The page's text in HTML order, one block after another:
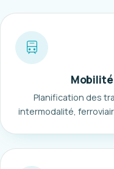
Planification des
intermodalité,